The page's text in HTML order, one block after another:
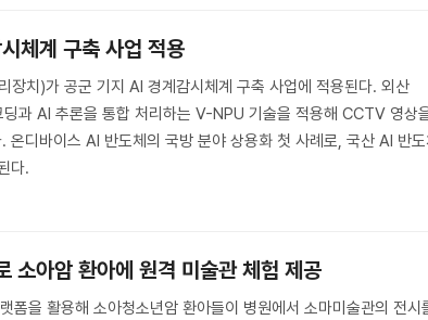
체계 구축 사업 적용
장치)가 공군 기지 AI 경계감시체계 구축 사업에 적용된다. 외산
과 AI 추론을 통합 처리하는 V-NPU 기술을 적용해 CCTV 영상
온디바이스 AI 반도체의 국방 분야 상용화 첫 사례로, 국산 AI 반도
다.
소아암 환아에 원격 미술관 체험 제공
폼을 활용해 소아청소년암 환아들이 병원에서 소마미술관의 전시